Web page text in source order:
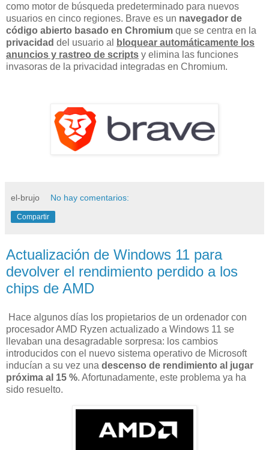
como motor de búsqueda predeterminado para nuevos
usuarios en cinco regiones. Brave es un navegador de
código abierto basado en Chromium que se centra en la
privacidad del usuario al
bloquear automáticamente los
anuncios y rastreo de scripts y elimina las funciones
invasoras de la privacidad integradas en Chromium.
el-brujo No hay comentarios:
Compartir
Actualización de Windows 11 para
devolver el rendimiento perdido a los
chips de AMD
Hace algunos días los propietarios de un ordenador con
procesador AMD Ryzen actualizado a Windows 11 se
llevaban una desagradable sorpresa: los cambios
introducidos con el nuevo sistema operativo de Microsoft
inducían a su vez una descenso de rendimiento al jugar
próxima al 15 %. Afortunadamente, este problema ya ha
sido resuelto.